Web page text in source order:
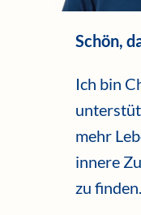
Schön,
Ich bin
mehr
innere
zu finden.